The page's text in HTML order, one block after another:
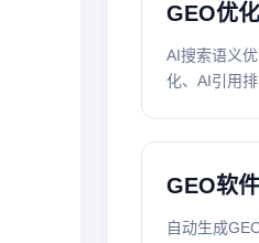
GEO优化
AI搜索语义
化、AI引用排
GEO软件
自动生成